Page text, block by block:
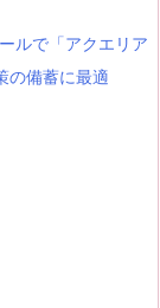
ルで「アクエリア
の備蓄に最適